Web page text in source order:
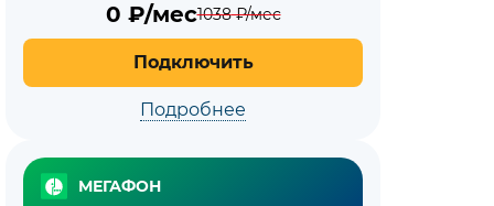
0 ₽/мес1038₽/мес
Подключить
Подробнее
МЕГАФОН